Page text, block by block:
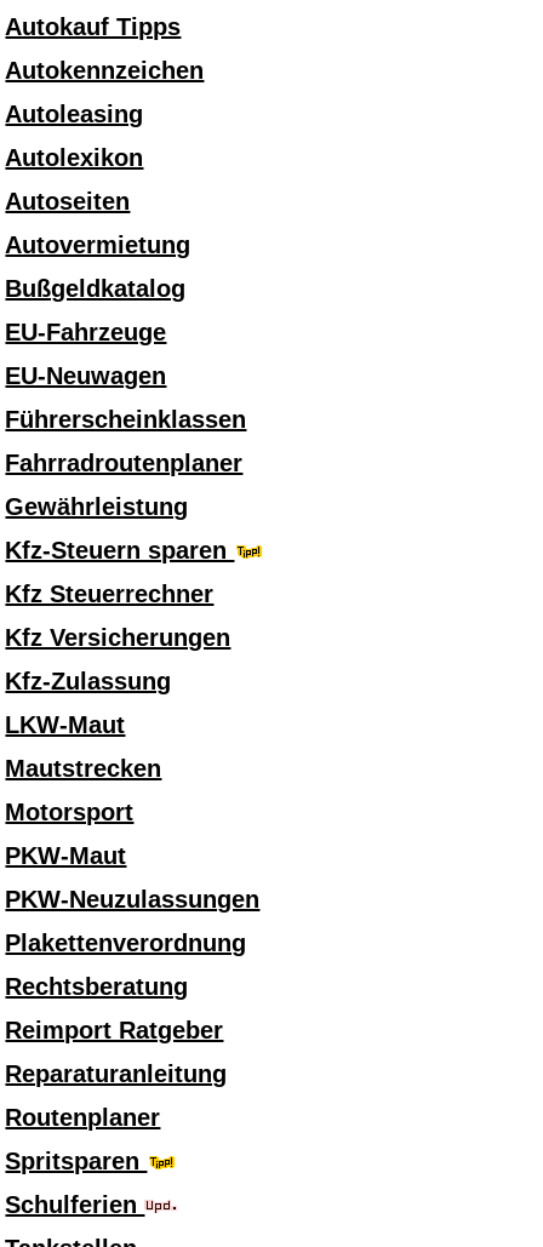
Autokauf Tipps
Autokennzeichen
Autoleasing
Autolexikon
Autoseiten
Autovermietung
Bußgeldkatalog
EU-Fahrzeuge
EU-Neuwagen
Führerscheinklassen
Fahrradroutenplaner
Gewährleistung
Kfz-Steuern sparen
Kfz Steuerrechner
Kfz Versicherungen
Kfz-Zulassung
LKW-Maut
Mautstrecken
Motorsport
PKW-Maut
PKW-Neuzulassungen
Plakettenverordnung
Rechtsberatung
Reimport Ratgeber
Reparaturanleitung
Routenplaner
Spritsparen
Schulferien